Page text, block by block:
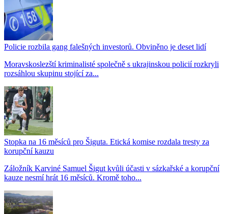
Policie rozbila gang falešných investorů. Obviněno je deset lidí
Moravskoslezští kriminalisté společně s ukrajinskou policií rozkryli
rozsáhlou skupinu stojící za...
Stopka na 16 měsíců pro Šiguta. Etická komise rozdala tresty za
korupční kauzu
Záložník Karviné Samuel Šigut kvůli účasti v sázkařské a korupční
kauze nesmí hrát 16 měsíců. Kromě toho...